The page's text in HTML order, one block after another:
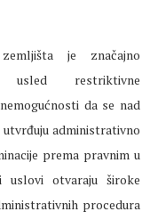
je značajno
usled restriktivne
da se nad
administrativno
prema pravnim u
otvaraju široke
procedura